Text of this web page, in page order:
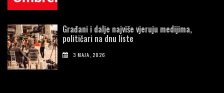
Građani i dalje najviše vjeruju medijima,
političari na dnu liste
3 MAJA, 2026